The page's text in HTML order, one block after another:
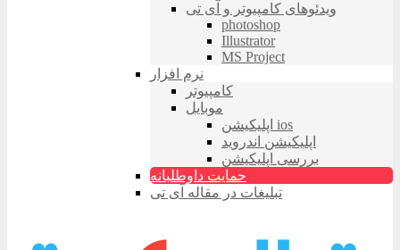
ویدئوهای کامپیوتر و آی تی
photoshop
Illustrator
MS Project
نرم افزار
کامپیوتر
موبایل
اپلیکیشن ios
اپلیکیشن اندروید
بررسی اپلیکیشن
حمایت داوطلبانه
تبلیغات در مقاله آی تی